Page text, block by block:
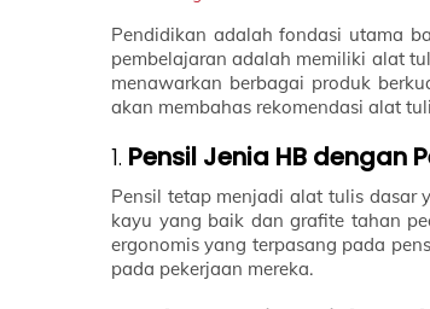
Pendidikan adalah fondasi utama
pembelajaran adalah memiliki alat
menawarkan berbagai produk
akan membahas rekomendasi alat
1. Pensil Jenia HB dengan
Pensil tetap menjadi alat tulis dasar
kayu yang baik dan grafite tahan
ergonomis yang terpasang pada
pada pekerjaan mereka.